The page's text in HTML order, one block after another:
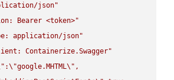
json"
Bearer <token>"
application/json"
Containerize.Swagger"
:\"google.MHTML\" ,